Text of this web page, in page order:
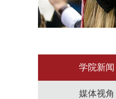
学院新闻
媒体视角